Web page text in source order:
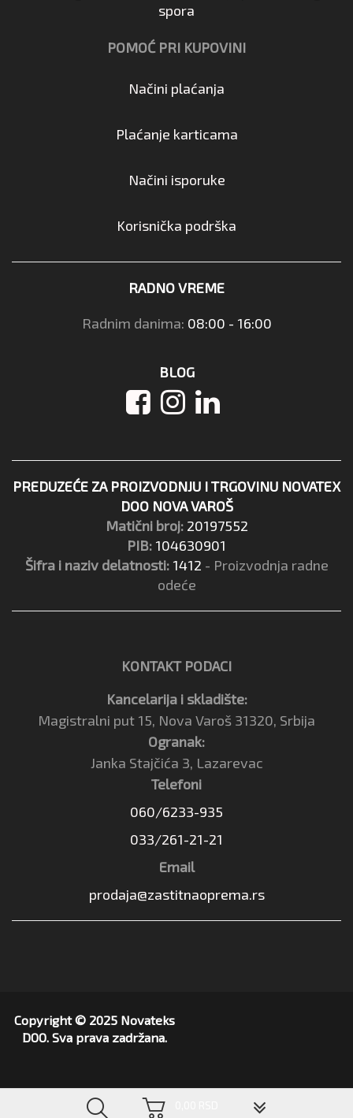
spora
POMOĆ PRI KUPOVINI
Načini plaćanja
Plaćanje karticama
Načini isporuke
Korisnička podrška
RADNO VREME
Radnim danima: 08:00 - 16:00
BLOG
PREDUZEĆE ZA PROIZVODNJU I TRGOVINU NOVATEX
DOO NOVA VAROŠ
Matični broj: 20197552
PIB: 104630901
Šifra i naziv delatnosti: 1412 - Proizvodnja radne
odeće
KONTAKT PODACI
Kancelarija i skladište:
Magistralni put 15, Nova Varoš 31320, Srbija
Ogranak:
Janka Stajčića 3, Lazarevac
Telefoni
060/6233-935
033/261-21-21
Email
prodaja@zastitnaoprema.rs
Copyright © 2025 Novateks
DOO. Sva prava zadržana.
▼